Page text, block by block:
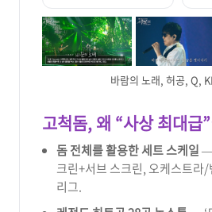
바람의 노래, 허공, Q,
고척돔, 왜 “사상 최대급
돔 전체를 활용한 세트 스케일—
크린+서브 스크린, 오케스트라
리그.